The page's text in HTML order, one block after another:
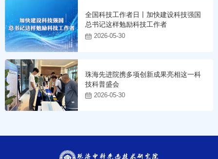
全国科技工作者日丨加快建设科技强国
总书记这样勉励科技工作者
2026-05-30
珠海先进院携多项创新成果亮相这一科
技科普盛会
2026-05-30